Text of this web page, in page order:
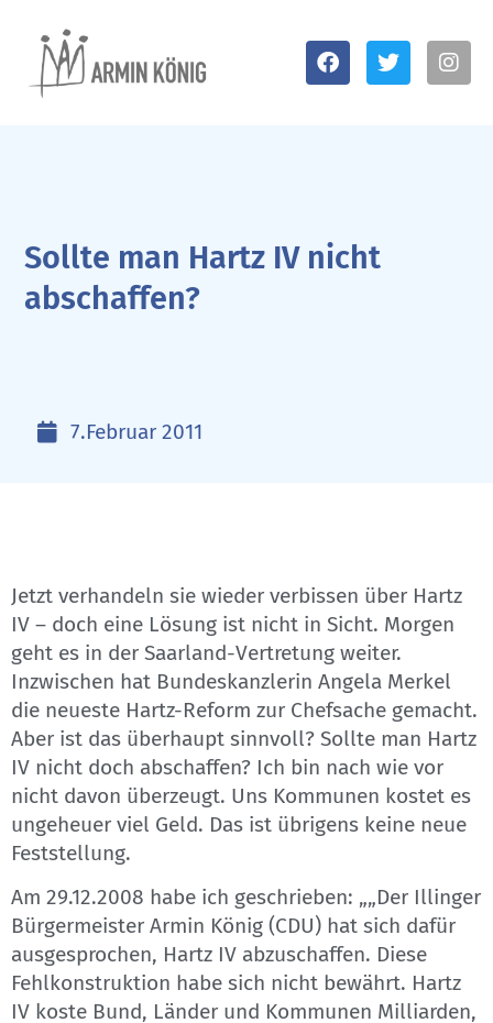
Sollte man Hartz IV nicht
abschaffen?
7.Februar 2011
Jetzt verhandeln sie wieder verbissen über Hartz
IV – doch eine Lösung ist nicht in Sicht. Morgen
geht es in der Saarland-Vertretung weiter.
Inzwischen hat Bundeskanzlerin Angela Merkel
die neueste Hartz-Reform zur Chefsache gemacht.
Aber ist das überhaupt sinnvoll? Sollte man Hartz
IV nicht doch abschaffen? Ich bin nach wie vor
nicht davon überzeugt. Uns Kommunen kostet es
ungeheuer viel Geld. Das ist übrigens keine neue
Feststellung.
Am 29.12.2008 habe ich geschrieben: „„Der Illinger
Bürgermeister Armin König (CDU) hat sich dafür
ausgesprochen, Hartz IV abzuschaffen. Diese
Fehlkonstruktion habe sich nicht bewährt. Hartz
IV koste Bund, Länder und Kommunen Milliarden,